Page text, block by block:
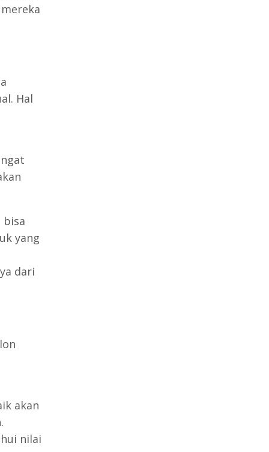
Hal
bisa
yang
dari
akan
nilai